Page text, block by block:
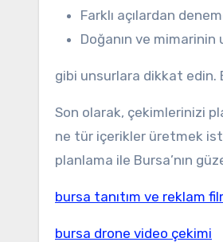
Farklı açılardan
Doğanın ve mimarinin
gibi unsurlara dikkat edin.
Son olarak, çekimlerinizi
ne tür içerikler üretmek
planlama ile Bursa’nın
bursa tanıtım ve reklam
bursa drone video çekimi